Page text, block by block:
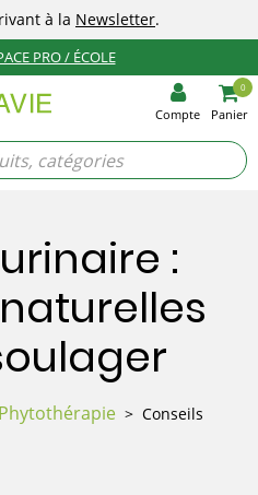
à la Newsletter.
PRO / ÉCOLE
Compte
0
Panier
> Conseils
: